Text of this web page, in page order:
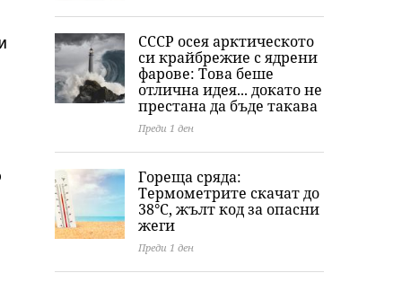
СССР осея арктическото
си крайбрежие с ядрени
фарове: Това беше
отлична идея... докато не
престана да бъде такава
Преди 1 ден
Гореща сряда:
Термометрите скачат до
38°C, жълт код за опасни
жеги
Преди 1 ден